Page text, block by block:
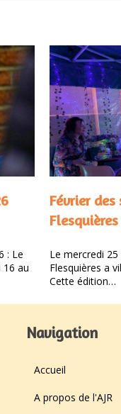
: Le
au
Février
Flesquières
Le mercredi
Flesquières a
Cette édition…
Navigation
Accueil
A propos de l'AJR